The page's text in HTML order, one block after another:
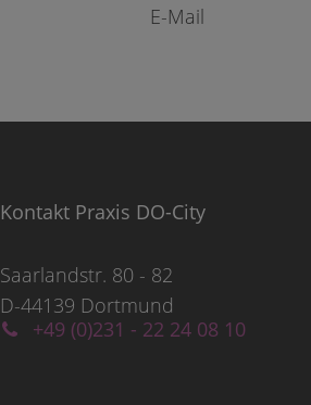
E-Mail
Kontakt Praxis DO-City
Saarlandstr. 80 - 82
D-44139 Dortmund
+49 (0)231 - 22 24 08 10